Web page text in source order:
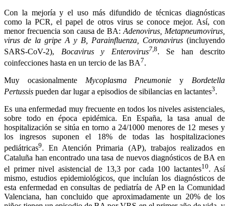
Con la mejoría y el uso más difundido de técnicas diagnósticas
como la PCR, el papel de otros virus se conoce mejor. Así, con
menor frecuencia son causa de BA:Adenovirus, Metapneumovirus,
virus de la gripe A y B, Parainfluenza, Coronavirus (incluyendo
SARS-CoV-2), Bocavirus y Enterovirus7,8. Se han descrito
coinfecciones hasta en un tercio de las BA7.
Muy ocasionalmente Mycoplasma Pneumoniey Bordetella
Pertussis pueden dar lugar a episodios de sibilancias en lactantes3.
Es una enfermedad muy frecuente en todos los niveles asistenciales,
sobre todo en época epidémica. En España, la tasa anual de
hospitalización se sitúa en torno a 24/1000 menores de 12 meses y
los ingresos suponen el 18% de todas las hospitalizaciones
pediátricas9. En Atención Primaria (AP), trabajos realizados en
Cataluña han encontrado una tasa de nuevos diagnósticos de BA en
el primer nivel asistencial de 13,3 por cada 100 lactantes10. Así
mismo, estudios epidemiológicos, que incluían los diagnósticos de
esta enfermedad en consultas de pediatría de AP en la Comunidad
Valenciana, han concluido que aproximadamente un 20% de los